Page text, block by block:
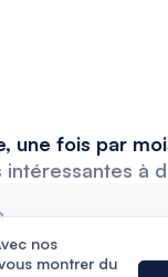
nos
montrer du
une fois par
à